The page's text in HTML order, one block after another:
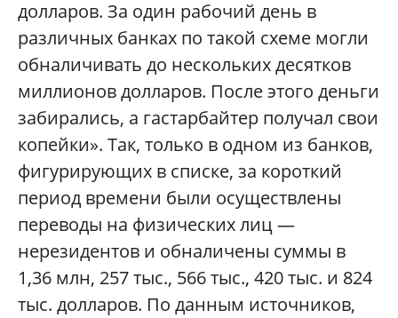
долларов. За один рабочий день в
различных банках по такой схеме могли
обналичивать до нескольких десятков
миллионов долларов. После этого деньги
забирались, а гастарбайтер получал свои
копейки». Так, только в одном из банков,
фигурирующих в списке, за короткий
период времени были осуществлены
переводы на физических лиц —
нерезидентов и обналичены суммы в
1,36 млн, 257 тыс., 566 тыс., 420 тыс. и 824
тыс. долларов. По данным источников,